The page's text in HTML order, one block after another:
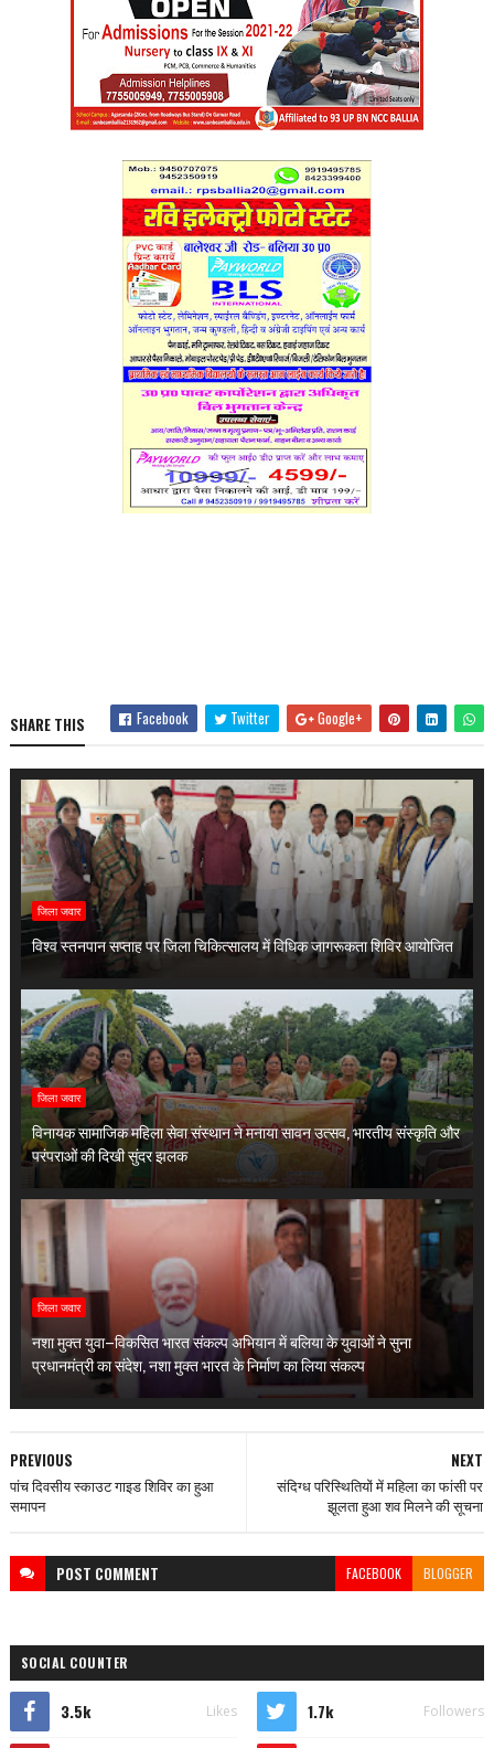
SHARE THIS Facebook Twitter Google+
जिला जवार
विश्व स्तनपान सप्ताह पर जिला चिकित्सालय में विधिक जागरूकता शिविर आयोजित
जिला जवार
विनायक सामाजिक महिला सेवा संस्थान ने मनाया सावन उत्सव, भारतीय संस्कृति और
परंपराओं की दिखी सुंदर झलक
जिला जवार
नशा मुक्त युवा–विकसित भारत संकल्प अभियान में बलिया के युवाओं ने सुना
प्रधानमंत्री का संदेश, नशा मुक्त भारत के निर्माण का लिया संकल्प
NEXT
संदिग्ध परिस्थितियों में महिला का फांसी पर
झूलता हुआ शव मिलने की सूचना
PREVIOUS
पांच दिवसीय स्काउट गाइड शिविर का हुआ
समापन
POST COMMENT FACEBOOK BLOGGER
SOCIAL COUNTER
3.5k Likes 1.7k Followers